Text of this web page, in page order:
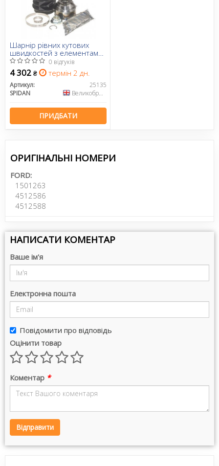
Шарнір рівних кутових
швидкостей з елементами
монтажу
0 відгуків
4 302 ₴ термін 2 дн.
Артикул:
25135
SPIDAN
Великобританія
ПРИДБАТИ
ОРИГІНАЛЬНІ НОМЕРИ
FORD:
1501263
4512586
4512588
НАПИСАТИ КОМЕНТАР
Ваше ім'я
Електронна пошта
Повідомити про відповідь
Оцінити товар
Коментар *
Відправити